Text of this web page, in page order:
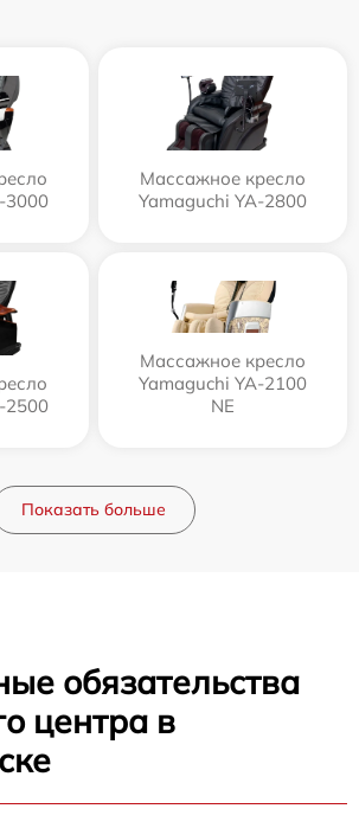
3000
Массажное кресло
Yamaguchi YA-2800
2500
Массажное кресло
Yamaguchi YA-2100
NE
Показать больше
обязательства
центра в